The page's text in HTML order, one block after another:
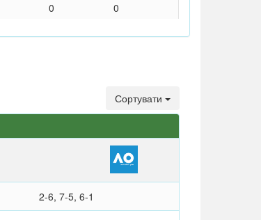
0 0
Сортувати
2-6, 7-5, 6-1